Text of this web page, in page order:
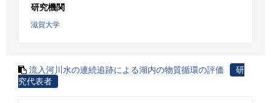
研究機関
滋賀大学
流入河川水の連続追跡による湖内の物質循環の評価
研
究代表者